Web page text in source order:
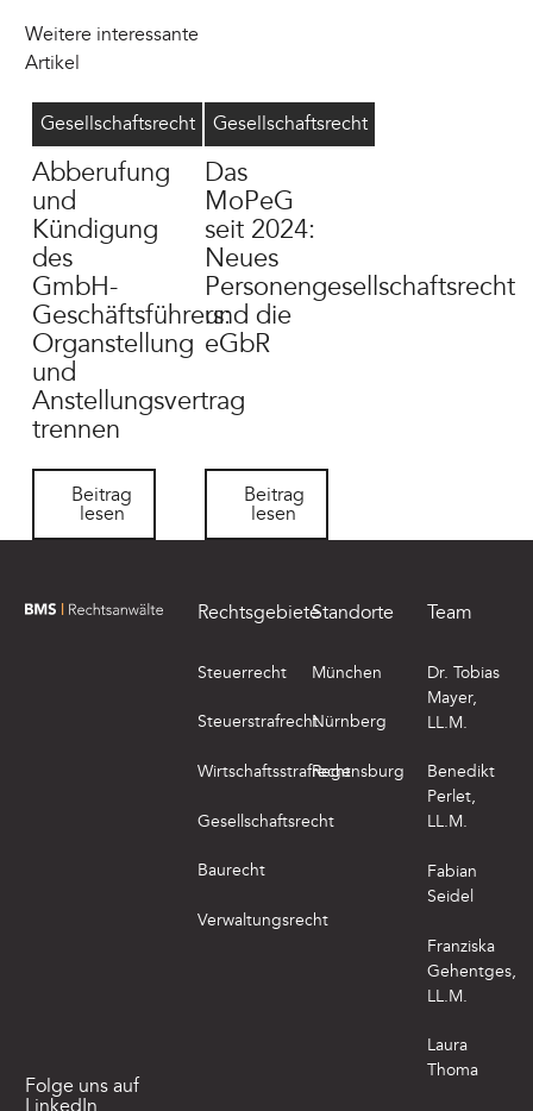
Weitere interessante
Artikel
Gesellschaftsrecht
Abberufung
und
Kündigung
des
GmbH-
Geschäftsführers:
Organstellung
und
Anstellungsvertrag
trennen
Beitrag lesen
Beitrag
lesen
Geschäftsführer abberufen
8/4/2026 Gesellschaftsrecht
Das
MoPeG
seit 2024:
Neues
Personengesellschaftsrecht
und die
eGbR
Beitrag lesen
Beitrag
lesen
MoPeG
6/16/2026
zur Startseite von BMS Rechtsanwälte
Folge uns auf
LinkedIn
Rechtsgebiete
Steuerrecht
Steuerstrafrecht
Wirtschaftsstrafrecht
Gesellschaftsrecht
Baurecht
Verwaltungsrecht
Standorte
München
Nürnberg
Regensburg
Team
Dr. Tobias
Mayer,
LL.M.
Benedikt
Perlet,
LL.M.
Fabian
Seidel
Franziska
Gehentges,
LL.M.
Laura
Thoma